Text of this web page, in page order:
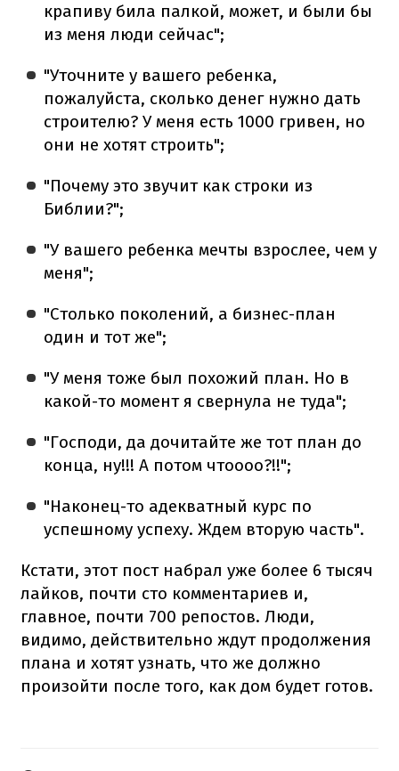
крапиву била палкой, может, и были бы
из меня люди сейчас";
"Уточните у вашего ребенка,
пожалуйста, сколько денег нужно дать
строителю? У меня есть 1000 гривен, но
они не хотят строить";
"Почему это звучит как строки из
Библии?";
"У вашего ребенка мечты взрослее, чем у
меня";
"Столько поколений, а бизнес-план
один и тот же";
"У меня тоже был похожий план. Но в
какой-то момент я свернула не туда";
"Господи, да дочитайте же тот план до
конца, ну!!! А потом чтоооо?!!";
"Наконец-то адекватный курс по
успешному успеху. Ждем вторую часть".
Кстати, этот пост набрал уже более 6 тысяч
лайков, почти сто комментариев и,
главное, почти 700 репостов. Люди,
видимо, действительно ждут продолжения
плана и хотят узнать, что же должно
произойти после того, как дом будет готов.